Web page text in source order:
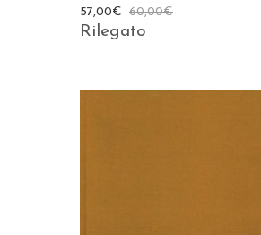
60,00€
57,00€
Rilegato